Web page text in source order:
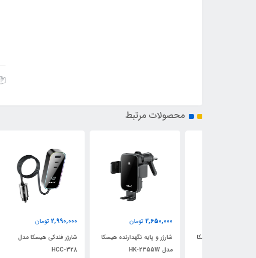
محصولات مرتبط
2,650,000 تومان
شارژر و پایه نگهدارنده هیسکا
2,990,000 تومان
شارژر فندکی هیسکا مدل
HCC-328